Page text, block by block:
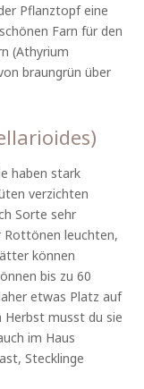
Pflanztopf eine
Farn für den
(Athyrium
braungrün über
haben stark
verzichten
Sorte sehr
Rottönen leuchten,
können
bis zu 60
etwas Platz auf
musst du sie
im Haus
Stecklinge